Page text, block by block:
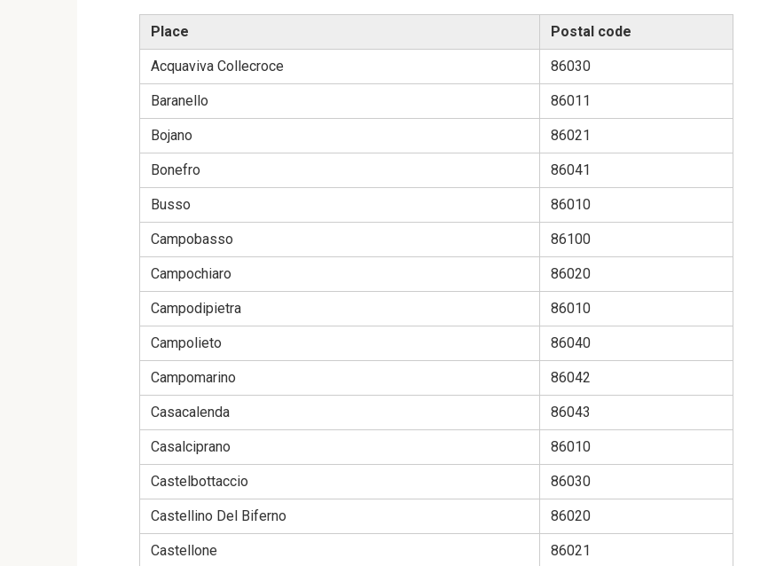
Place Postal code
Acquaviva Collecroce 86030
Baranello 86011
Bojano 86021
Bonefro 86041
Busso 86010
Campobasso 86100
Campochiaro 86020
Campodipietra 86010
Campolieto 86040
Campomarino 86042
Casacalenda 86043
Casalciprano 86010
Castelbottaccio 86030
Castellino Del Biferno 86020
Castellone 86021